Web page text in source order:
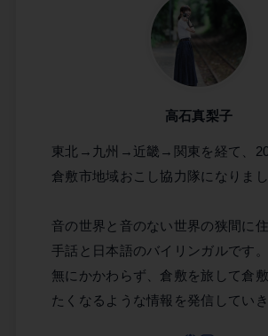
高石真梨子
東北→九州→近畿→関東を経て、
倉敷市地域おこし協力隊になりまし
音の世界と音のない世界の狭間に住
手話と日本語のバイリンガルです
無にかかわらず、倉敷を旅して倉
たくなるような情報を発信していき